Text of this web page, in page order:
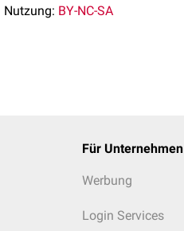
Nutzung: BY-NC-SA
Für Unternehmen
Werbung
Login Services